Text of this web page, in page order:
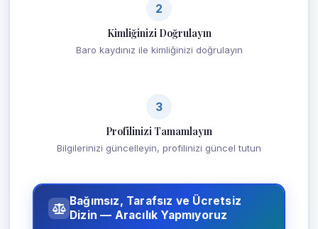
2
Kimliğinizi Doğrulayın
Baro kaydınız ile kimliğinizi doğrulayın
3
Profilinizi Tamamlayın
Bilgilerinizi güncelleyin, profilinizi güncel tutun
Bağımsız, Tarafsız ve Ücretsiz
Dizin — Aracılık Yapmıyoruz